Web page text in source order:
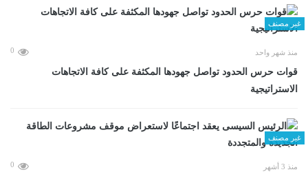
غير مصنف
منذ شهر واحد 0
قوات حرس الحدود تواصل جهودها المكثفة على كافة الاتجاهات
الاستراتيجية
غير مصنف
منذ 3 أشهر 0